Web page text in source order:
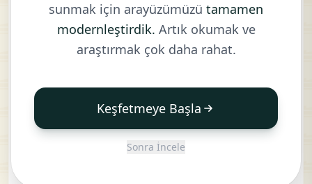
وَٱلَّيۡلِ
geceye andolsun
إِذَا
zaman
idha
يَغۡشَىٰ
örttüğü
yaghsha
وَٱلنَّهَارِ
wal-nahari
إِذَا
idha
تَجَلَّىٰ
tajalla
sunmak için arayüzümüzü tamamen
modernleştirdik. Artık okumak ve
araştırmak çok daha rahat.
Keşfetmeye Başla
Sonra İncele